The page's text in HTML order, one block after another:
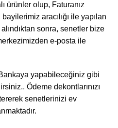
ürünler olup, Faturanız
aracılığı ile yapılan
sonra, senetler bize
e-posta ile
yapabileceğiniz gibi
Ödeme dekontlarınızı
senetlerinizi ev